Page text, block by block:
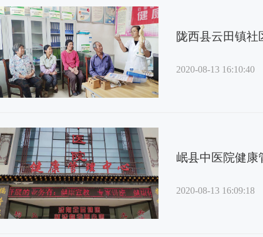
陇西县云田镇社
2020-08-13 16:10:40
岷县中医院健康
2020-08-13 16:09:18